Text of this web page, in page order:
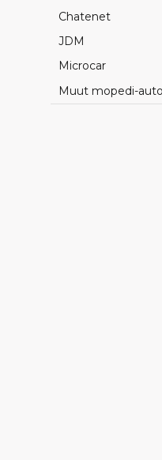
Chatenet
JDM
Microcar
Muut mopedi-